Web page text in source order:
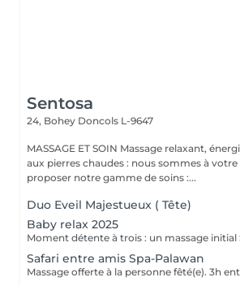
Sentosa
24, Bohey Doncols L-9647
MASSAGE ET SOIN Massage relaxant, énergisant, destress et
aux pierres chaudes : nous sommes à
proposer notre gamme de soins :...
Duo Eveil Majestueux ( Tête)
Baby relax 2025
Safari entre amis Spa-Palawan